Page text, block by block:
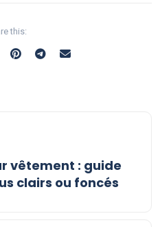
this:
vêtement : guide
clairs ou foncés